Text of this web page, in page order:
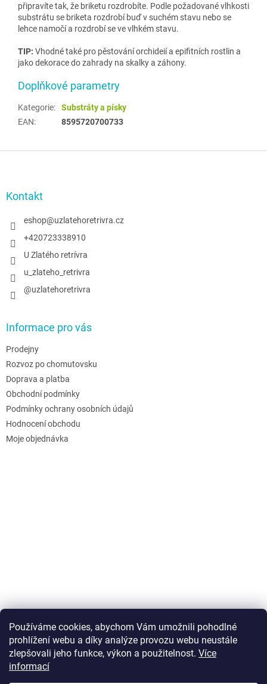
Používáme cookies, abychom Vám umožnili pohodlné
prohlížení webu a díky analýze provozu webu neustále
zlepšovali jeho funkce, výkon a použitelnost. Více
informací
připravíte tak, že briketu rozdrobíte. Podle požadované vlhkosti
substrátu se briketa rozdrobí buď v suchém stavu nebo se
lehce namočí a rozdrobí se ve vlhkém stavu.
TIP: Vhodné také pro pěstování orchideií a epifitních rostlin a
jako dekorace do zahrady na skalky a záhony.
Doplňkové parametry
Kategorie:
Substráty a písky
EAN: 8595720700733
Kontakt
eshop@uzlatehoretrivra.cz
+420723338910
U Zlatého retrívra
u_zlateho_retrivra
@uzlatehoretrivra
Informace pro vás
Prodejny
Rozvoz po chomutovsku
Doprava a platba
Obchodní podmínky
Podmínky ochrany osobních údajů
Hodnocení obchodu
Moje objednávka